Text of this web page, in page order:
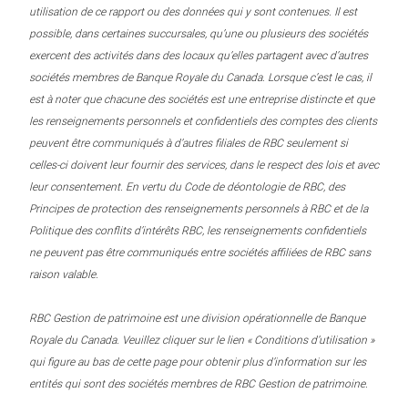
utilisation de ce rapport ou des données qui y sont contenues. Il est
possible, dans certaines succursales, qu’une ou plusieurs des sociétés
exercent des activités dans des locaux qu’elles partagent avec d’autres
sociétés membres de Banque Royale du Canada. Lorsque c’est le cas, il
est à noter que chacune des sociétés est une entreprise distincte et que
les renseignements personnels et confidentiels des comptes des clients
peuvent être communiqués à d’autres filiales de RBC seulement si
celles-ci doivent leur fournir des services, dans le respect des lois et avec
leur consentement. En vertu du Code de déontologie de RBC, des
Principes de protection des renseignements personnels à RBC et de la
Politique des conflits d’intérêts RBC, les renseignements confidentiels
ne peuvent pas être communiqués entre sociétés affiliées de RBC sans
raison valable.
RBC Gestion de patrimoine est une division opérationnelle de Banque
Royale du Canada. Veuillez cliquer sur le lien « Conditions d’utilisation »
qui figure au bas de cette page pour obtenir plus d’information sur les
entités qui sont des sociétés membres de RBC Gestion de patrimoine.